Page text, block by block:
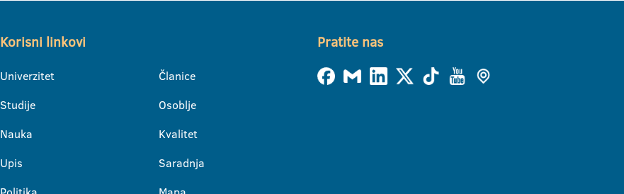
Korisni linkovi
Univerzitet
Studije
Nauka
Upis
Članice
Osoblje
Kvalitet
Saradnja
Pratite nas